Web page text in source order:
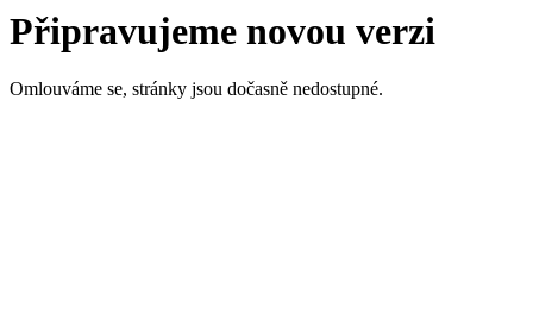
Připravujeme novou verzi
Omlouváme se, stránky jsou dočasně nedostupné.